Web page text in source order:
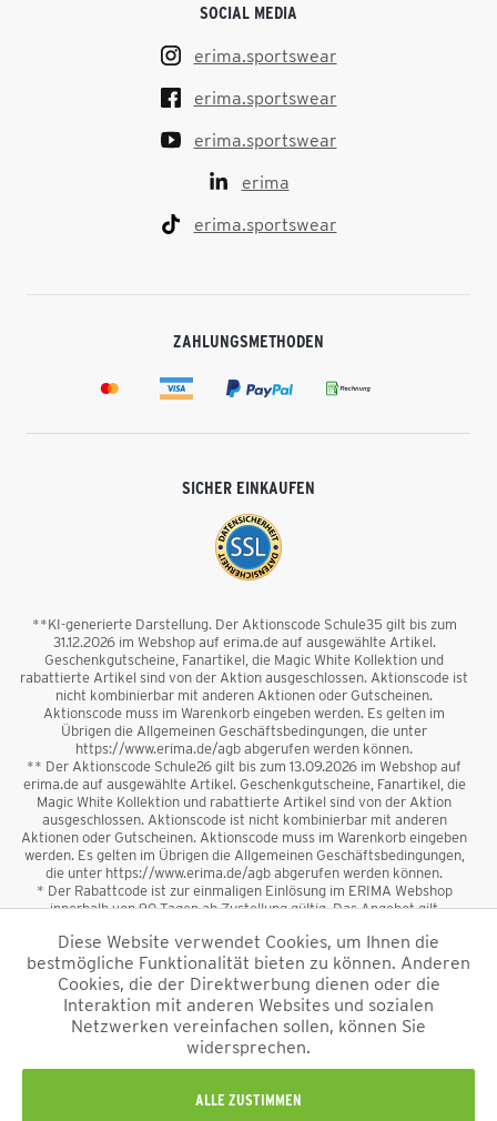
SOCIAL MEDIA
erima.sportswear
erima.sportswear
erima.sportswear
erima
erima.sportswear
ZAHLUNGSMETHODEN
SICHER EINKAUFEN
**KI-generierte Darstellung. Der Aktionscode Schule35 gilt bis zum
31.12.2026 im Webshop auf erima.de auf ausgewählte Artikel.
Geschenkgutscheine, Fanartikel, die Magic White Kollektion und
rabattierte Artikel sind von der Aktion ausgeschlossen. Aktionscode ist
nicht kombinierbar mit anderen Aktionen oder Gutscheinen.
Aktionscode muss im Warenkorb eingeben werden. Es gelten im
Übrigen die Allgemeinen Geschäftsbedingungen, die unter
https://www.erima.de/agb abgerufen werden können.
** Der Aktionscode Schule26 gilt bis zum 13.09.2026 im Webshop auf
erima.de auf ausgewählte Artikel. Geschenkgutscheine, Fanartikel, die
Magic White Kollektion und rabattierte Artikel sind von der Aktion
ausgeschlossen. Aktionscode ist nicht kombinierbar mit anderen
Aktionen oder Gutscheinen. Aktionscode muss im Warenkorb eingeben
werden. Es gelten im Übrigen die Allgemeinen Geschäftsbedingungen,
die unter https://www.erima.de/agb abgerufen werden können.
* Der Rabattcode ist zur einmaligen Einlösung im ERIMA Webshop
innerhalb von 90 Tagen ab Zustellung gültig. Das Angebot gilt
sowie Geschenkgutscheine sind vom Rabatt ausgeschlossen. Der
Rabattcode ist nicht mit anderen Aktionen oder Gutscheinen
kombinierbar. Der Mindestbestellwert beträgt 50 €
*Alle Preise verstehen sich inkl. Mehrwertsteuer und zzgl.
und ggf. Nachnahmegebühren, wenn nicht anders
beschrieben.
Diese Website verwendet Cookies, um Ihnen die
bestmögliche Funktionalität bieten zu können. Anderen
Cookies, die der Direktwerbung dienen oder die
Interaktion mit anderen Websites und sozialen
Netzwerken vereinfachen sollen, können Sie
widersprechen.